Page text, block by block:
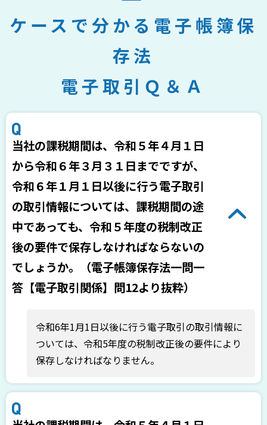
ケースで分かる電子帳簿保
存法
電子取引Ｑ＆Ａ
当社の課税期間は、令和５年４月１日
から令和６年３月３１日までですが、
令和６年１月１日以後に行う電子取引
の取引情報については、課税期間の途
中であっても、令和５年度の税制改正
後の要件で保存しなければならないの
でしょうか。（電子帳簿保存法一問一
答【電子取引関係】問12より抜粋）
令和6年1月1日以後に行う電子取引の取引情報に
ついては、令和5年度の税制改正後の要件により
保存しなければなりません。